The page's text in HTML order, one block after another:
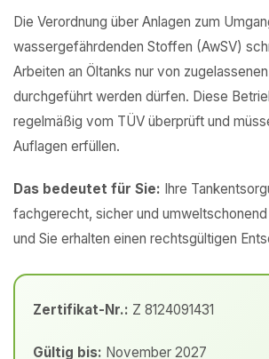
Die Verordnung über Anlagen zum
wassergefährdenden Stoffen (AwSV)
Arbeiten an Öltanks nur von
durchgeführt werden dürfen. Diese
regelmäßig vom TÜV überprüft und
Auflagen erfüllen.
Das bedeutet für Sie: Ihre
fachgerecht, sicher und
und Sie erhalten einen rechtsgültigen
Zertifikat-Nr.: Z 8124091431
Gültig bis: November 2027